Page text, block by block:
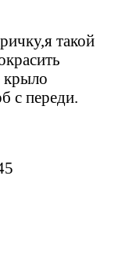
такой
крыло
с переди.